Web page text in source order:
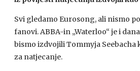
Svi gledamo Eurosong, ali nismo
fanovi. ABBA-in „Waterloo“ je i
bismo izdvojili Tommyja Seebacha
za natjecanje.